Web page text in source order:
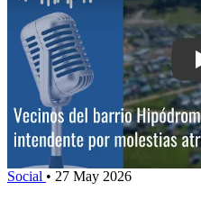
Social • 27 May 2026